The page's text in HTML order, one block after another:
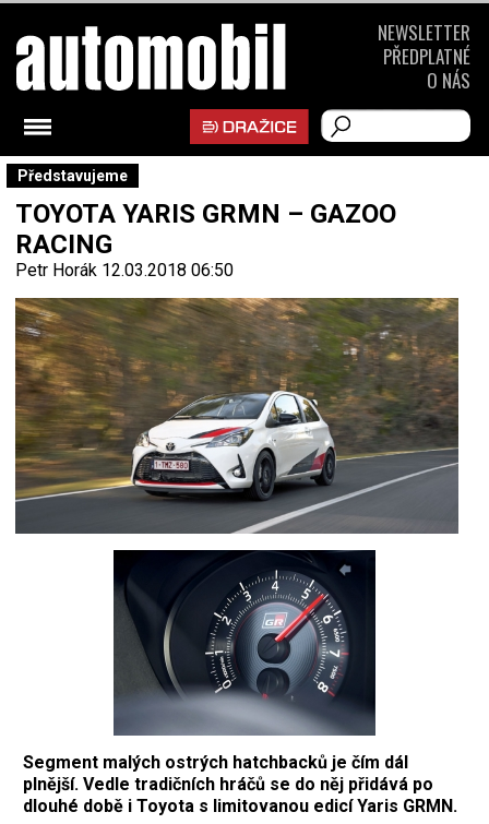
Představujeme
TOYOTA YARIS GRMN – GAZOO
RACING
Petr Horák 12.03.2018 06:50
Segment malých ostrých hatchbacků je čím dál
plnější. Vedle tradičních hráčů se do něj přidává po
dlouhé době i Toyota s limitovanou edicí Yaris GRMN.
NEWSLETTER
PŘEDPLATNÉ
O NÁS